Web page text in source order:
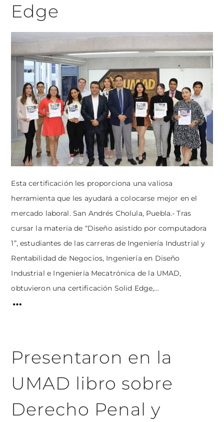
Edge
Esta certificación les proporciona una valiosa
herramienta que les ayudará a colocarse mejor en el
mercado laboral. San Andrés Cholula, Puebla.- Tras
cursar la materia de “Diseño asistido por computadora
1”, estudiantes de las carreras de Ingeniería Industrial y
Rentabilidad de Negocios, Ingeniería en Diseño
Industrial e Ingeniería Mecatrónica de la UMAD,
obtuvieron una certificación Solid Edge,...
Presentaron en la
UMAD libro sobre
Derecho Penal y